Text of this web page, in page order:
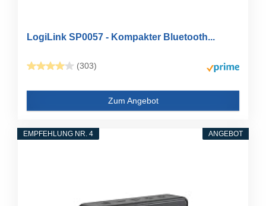
LogiLink SP0057 - Kompakter Bluetooth...
(303)
Zum Angebot
ANGEBOT
EMPFEHLUNG NR. 4